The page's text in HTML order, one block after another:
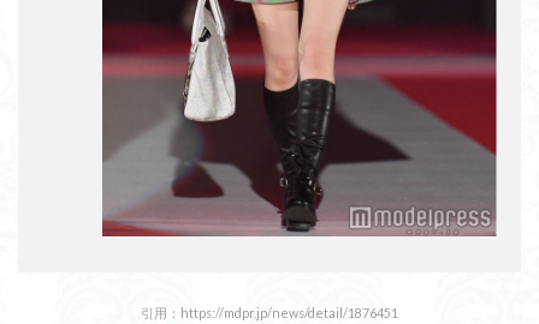
引用：https://mdpr.jp/news/detail/1876451